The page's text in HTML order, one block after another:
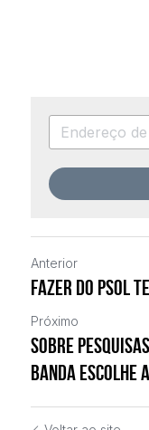
Anterior
Fazer do PSOL
Próximo
Sobre
banda escolhe